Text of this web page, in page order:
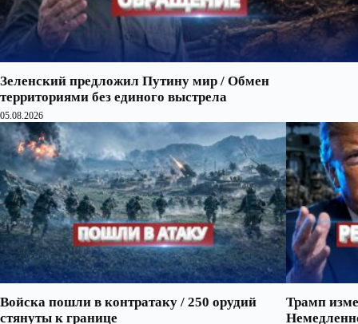
Зеленский предложил Путину мир / Обмен
территориями без единого выстрела
05.08.2026
Войска пошли в контратаку / 250 орудий
стянуты к границе
Трамп